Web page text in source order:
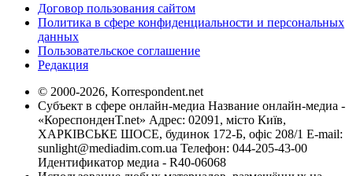
Договор пользования сайтом
Политика в сфере конфиденциальности и персональных
данных
Пользовательское соглашение
Редакция
© 2000-2026, Korrespondent.net
Субъект в сфере онлайн-медиа Название онлайн-медиа -
«КореспонденТ.net» Адрес: 02091, місто Київ,
ХАРКІВСЬКЕ ШОСЕ, будинок 172-Б, офіс 208/1 E-mail:
sunlight@mediadim.com.ua Телефон: 044-205-43-00
Идентификатор медиа - R40-06068